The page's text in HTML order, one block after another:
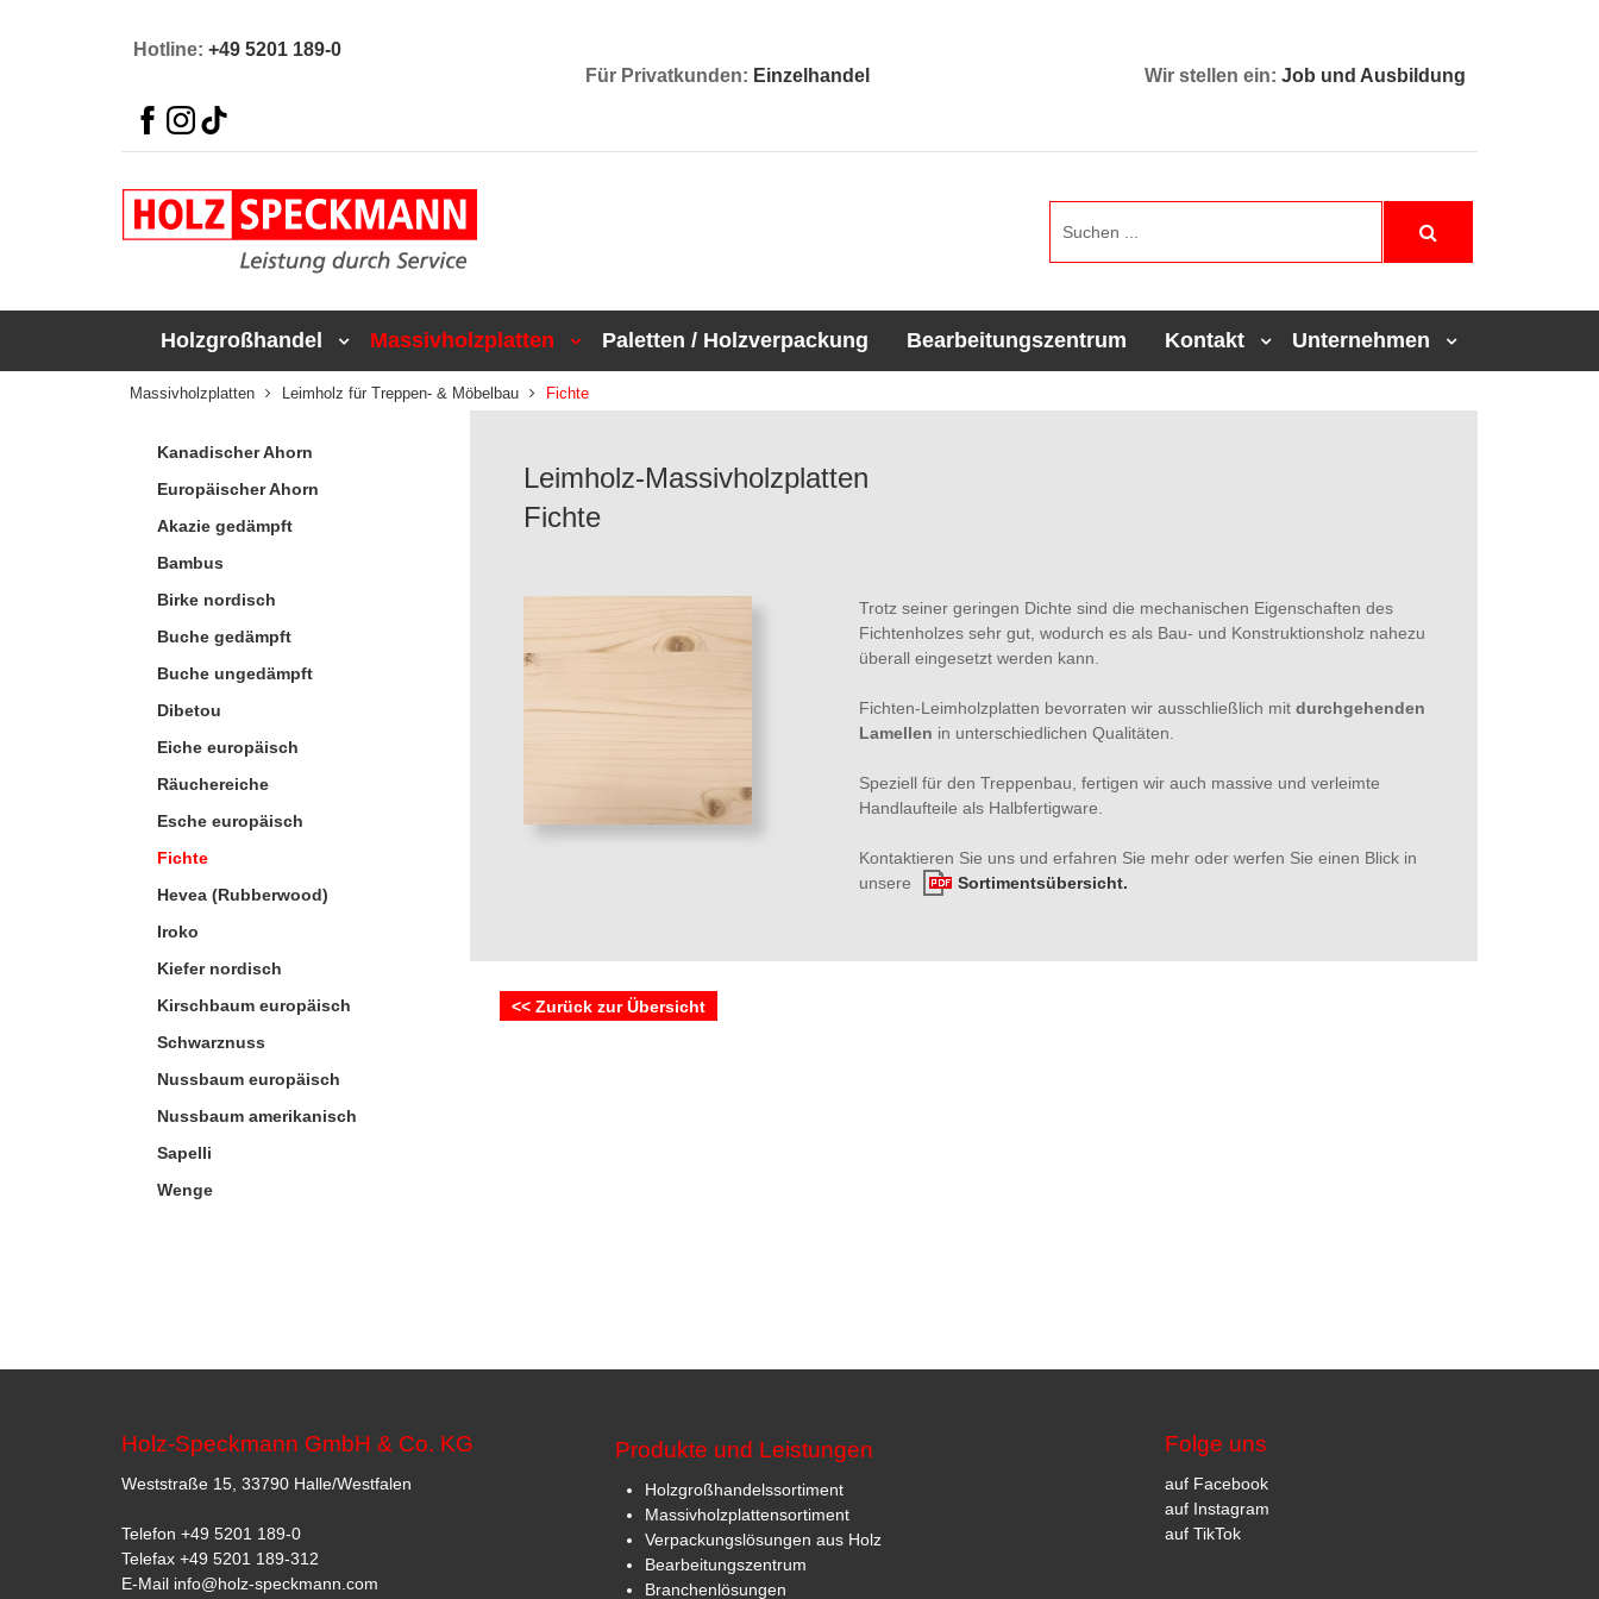
Hotline: +49 5201 189-0
Für Privatkunden: Einzelhandel Wir stellen ein: Job und Ausbildung
Holzgroßhandel Massivholzplatten Paletten / Holzverpackung Bearbeitungszentrum Kontakt Unternehmen
Massivholzplatten Leimholz für Treppen- & Möbelbau Fichte
Leimholz-Massivholzplatten
Fichte
Trotz seiner geringen Dichte sind die mechanischen Eigenschaften des
Fichtenholzes sehr gut, wodurch es als Bau- und Konstruktionsholz nahezu
überall eingesetzt werden kann.
Fichten-Leimholzplatten bevorraten wir ausschließlich mit durchgehenden
Lamellen in unterschiedlichen Qualitäten.
Speziell für den Treppenbau, fertigen wir auch massive und verleimte
Handlaufteile als Halbfertigware.
Kontaktieren Sie uns und erfahren Sie mehr oder werfen Sie einen Blick in
unsere
Sortimentsübersicht.
<< Zurück zur Übersicht
Kanadischer Ahorn
Europäischer Ahorn
Akazie gedämpft
Bambus
Birke nordisch
Buche gedämpft
Buche ungedämpft
Dibetou
Eiche europäisch
Räuchereiche
Esche europäisch
Fichte
Hevea (Rubberwood)
Iroko
Kiefer nordisch
Kirschbaum europäisch
Schwarznuss
Nussbaum europäisch
Nussbaum amerikanisch
Sapelli
Wenge
Holz-Speckmann GmbH & Co. KG
Weststraße 15, 33790 Halle/Westfalen
Telefon +49 5201 189-0
Telefax +49 5201 189-312
E-Mail info@holz-speckmann.com
Produkte und Leistungen
Holzgroßhandelssortiment
Massivholzplattensortiment
Verpackungslösungen aus Holz
Bearbeitungszentrum
Branchenlösungen
Folge uns
auf Facebook
auf Instagram
auf TikTok